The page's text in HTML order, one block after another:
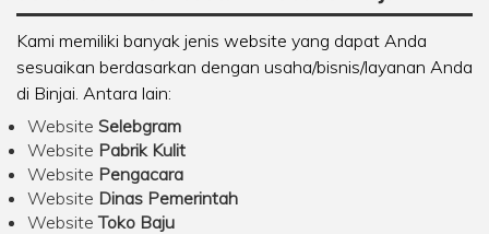
Kami memiliki banyak jenis website yang dapat Anda
sesuaikan berdasarkan dengan usaha/bisnis/layanan Anda
di Binjai. Antara lain:
Website Selebgram
Website Pabrik Kulit
Website Pengacara
Website Dinas Pemerintah
WebsiteToko Baju